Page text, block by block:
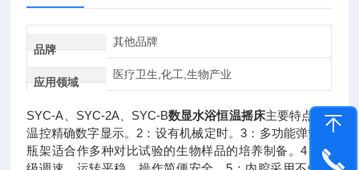
品牌
其他品牌
应用领域
医疗卫生,化工,生物产业
SYC-A、SYC-2A、SYC-B数显水浴恒温摇床主要特点1：
温控精确数字显示。2：设有机械定时。3：多功能弹簧试
瓶架适合作多种对比试验的生物样品的培养制备。4：无